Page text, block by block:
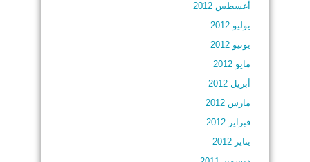
أغسطس 2012
يوليو 2012
يونيو 2012
مايو 2012
أبريل 2012
مارس 2012
فبراير 2012
يناير 2012